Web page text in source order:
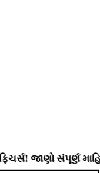
સંપૂર્ણ માહિતી